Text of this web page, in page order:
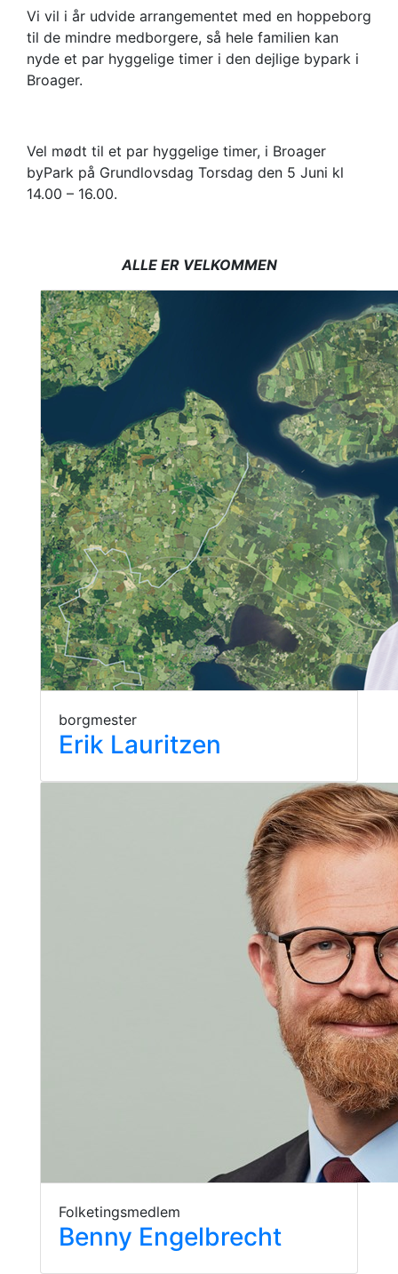
Vi vil i år udvide arrangementet med en hoppeborg
til de mindre medborgere, så hele familien kan
nyde et par hyggelige timer i den dejlige bypark i
Broager.
Vel mødt til et par hyggelige timer, i Broager
byPark på Grundlovsdag Torsdag den 5 Juni kl
14.00 – 16.00.
ALLE ER VELKOMMEN
borgmester
Erik Lauritzen
Folketingsmedlem
Benny Engelbrecht